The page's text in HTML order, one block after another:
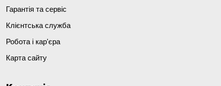
Гарантія та сервіс
Клієнтська служба
Робота і кар'єра
Карта сайту